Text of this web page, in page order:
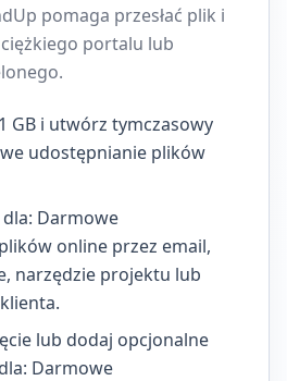
pomaga przesłać plik i
portalu lub
GB i utwórz tymczasowy
udostępnianie plików
Darmowe
online przez email,
narzędzie projektu lub
lub dodaj opcjonalne
Darmowe